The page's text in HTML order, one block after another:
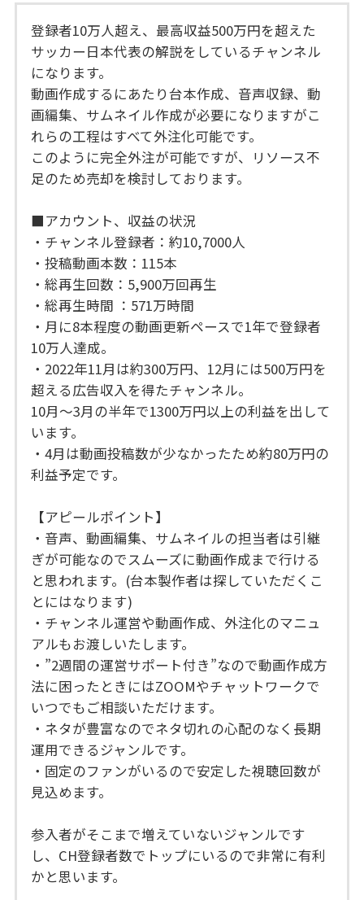
登録者10万人超え、最高収益500万円を超えた
サッカー日本代表の解説をしているチャンネル
になります。
動画作成するにあたり台本作成、音声収録、動
画編集、サムネイル作成が必要になりますがこ
れらの工程はすべて外注化可能です。
このように完全外注が可能ですが、リソース不
足のため売却を検討しております。
■アカウント、収益の状況
・チャンネル登録者：約10,7000人
・投稿動画本数：115本
・総再生回数：5,900万回再生
・総再生時間 ：571万時間
・月に8本程度の動画更新ペースで1年で登録者
10万人達成。
・2022年11月は約300万円、12月には500万円を
超える広告収入を得たチャンネル。
10月～3月の半年で1300万円以上の利益を出して
います。
・4月は動画投稿数が少なかったため約80万円の
利益予定です。
【アピールポイント】
・音声、動画編集、サムネイルの担当者は引継
ぎが可能なのでスムーズに動画作成まで行ける
と思われます。(台本製作者は探していただくこ
とにはなります)
・チャンネル運営や動画作成、外注化のマニュ
アルもお渡しいたします。
・”2週間の運営サポート付き”なので動画作成方
法に困ったときにはZOOMやチャットワークで
いつでもご相談いただけます。
・ネタが豊富なのでネタ切れの心配のなく長期
運用できるジャンルです。
・固定のファンがいるので安定した視聴回数が
見込めます。
参入者がそこまで増えていないジャンルです
し、CH登録者数でトップにいるので非常に有利
かと思います。